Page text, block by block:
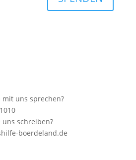
mit uns sprechen?
uns schreiben?
boerdeland.de